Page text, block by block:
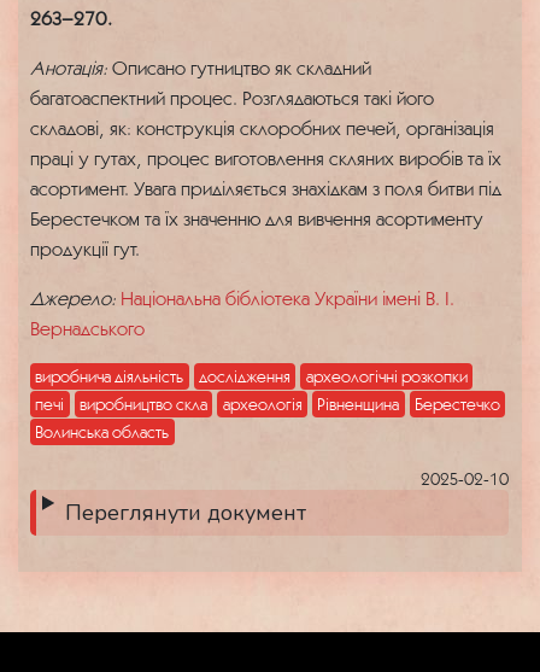
263–270.
Анотація: Описано гутництво як складний
багатоаспектний процес. Розглядаються такі його
складові, як: конструкція склоробних печей, організація
праці у гутах, процес виготовлення скляних виробів та їх
асортимент. Увага приділяється знахідкам з поля битви під
Берестечком та їх значенню для вивчення асортименту
продукції гут.
Джерело: Національна бібліотека України імені В. І.
Вернадського
виробнича діяльність дослідження
археологічні розкопки
печі
виробництво скла археологія Рівненщина
Берестечко
Волинська область
2025-02-10
Переглянути документ